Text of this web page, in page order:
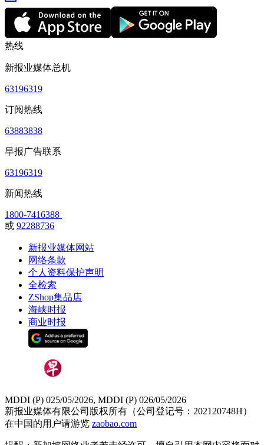
热线
新报业媒体总机
63196319
订阅热线
63883838
早报广告联系
63196319
新闻热线
1800-7416388
或 92288736
新报业媒体网站
网络条款
个人资料保护声明
全检索
ZShop集品店
海峡时报
商业时报
MDDI (P) 025/05/2026, MDDI (P) 026/05/2026
新报业媒体有限公司版权所有（公司登记号：202120748H）
在中国的用户请游览 zaobao.com